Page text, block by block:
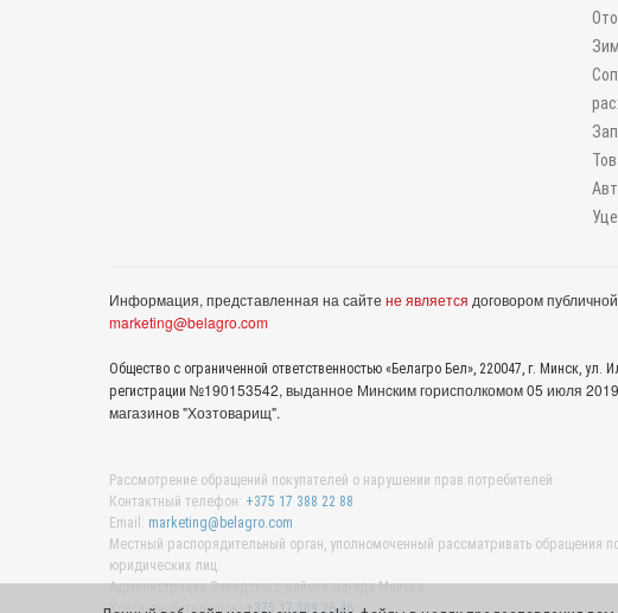
Информация, представленная на сайте не является договором
marketing@belagro.com
Общество с ограниченной ответственностью «Белагро Бел», 220047, г. Минск,
регистрации №190153542, выданное Минcким горисполкомом 05 июля
магазинов "Хозтоварищ".
Рассмотрение обращений покупателей о нарушении прав потребителей:
Контактный телефон: +375 17 388 22 88
Email: marketing@belagro.com
Местный распорядительный орган, уполномоченный рассматривать обращения
юридических лиц:
Администрация Заводского района города Минска
Контактный телефон:+375 17 389 26 46